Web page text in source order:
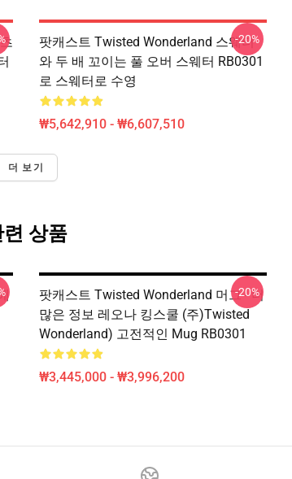
팟캐스트 Twisted Wonderland 스웨터
와 두 배 꼬이는 풀 오버 스웨터 RB0301
로 스웨터로 수영
₩5,642,910 - ₩6,607,510
-20%
더 보기
련 상품
팟캐스트 Twisted Wonderland 머그 - 더
많은 정보 레오나 킹스쿨 (주)Twisted
Wonderland) 고전적인 Mug RB0301
₩3,445,000 - ₩3,996,200
-20%